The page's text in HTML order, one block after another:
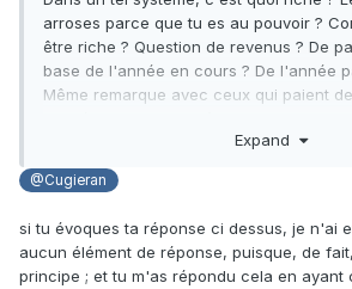
arroses parce que tu es au pouvoir ?
être riche ? Question de revenus ? De
base de l'année en cours ? De l'année
Même remarque avec ceux qui paient
Expand
@Cugieran
si tu évoques ta réponse ci dessus, je n'ai
aucun élément de réponse, puisque, de
principe ; et tu m'as répondu cela en ayant